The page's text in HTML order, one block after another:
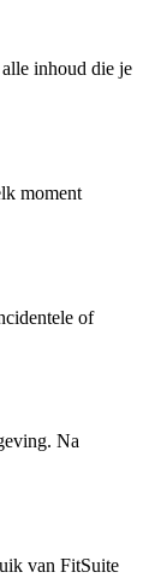
inhoud die je
moment
of
Na
van FitSuite